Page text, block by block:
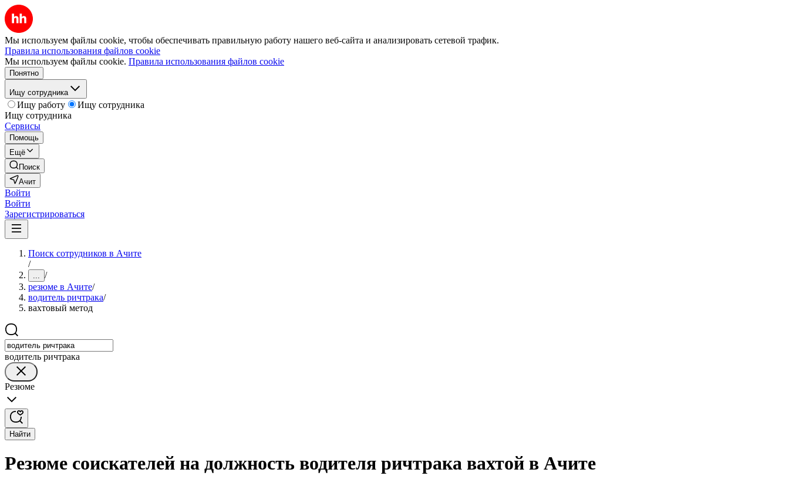
Мы используем файлы cookie, чтобы обеспечивать правильную работу нашего веб-сайта и анализировать сетевой трафик.
Правила использования файлов cookie
Мы используем файлы cookie. Правила использования файлов cookie
Понятно
Ищу сотрудника
Ищу работу
Ищу сотрудника
Ищу сотрудника
Сервисы
Помощь
Ещё
Поиск
Ачит
Войти
Войти
Зарегистрироваться
Поиск сотрудников в Ачите
/
... /
резюме в Ачите/
водитель ричтрака/
вахтовый метод
водитель ричтрака
Резюме
Найти
Резюме соискателей на должность водителя ричтрака вахтой в Ачите